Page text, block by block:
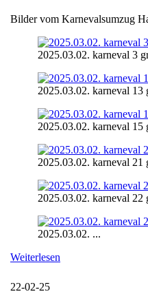
Bilder vom Karnevalsumzug
2025.03.02. karneval 3
2025.03.02. karneval 13
2025.03.02. karneval 15
2025.03.02. karneval 21
2025.03.02. karneval 22
2025.03.02. ...
Weiterlesen
22-02-25